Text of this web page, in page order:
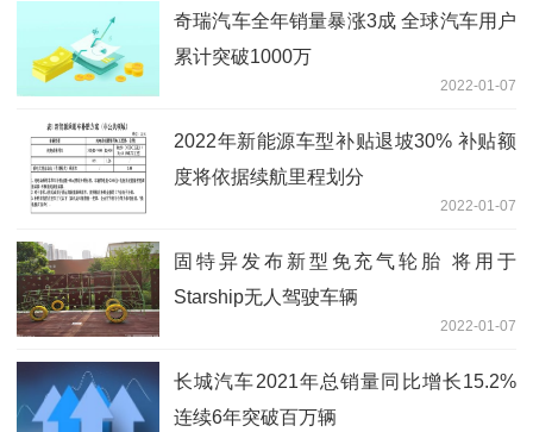
奇瑞汽车全年销量暴涨3成 全球汽车用户
累计突破1000万
2022-01-07
2022年新能源车型补贴退坡30% 补贴额
度将依据续航里程划分
2022-01-07
固特异发布新型免充气轮胎 将用于
Starship无人驾驶车辆
2022-01-07
长城汽车2021年总销量同比增长15.2%
连续6年突破百万辆